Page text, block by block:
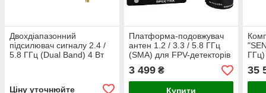
Двохдіапазонний
підсилювач сигналу 2.4 /
5.8 ГГц (Dual Band) 4 Вт
Ціну уточнюйте
Платформа-подовжувач
антен 1.2 / 3.3 / 5.8 ГГц
(SMA) для FPV-детекторів
WHOOVER-3, SENSE-3,
Чуйка 3.0, Skyrazor
"Spectra" (РЕР)
3 499₴
Купити
ГГц)
35